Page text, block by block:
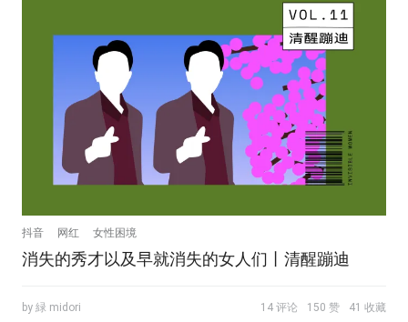
抖音 网红 女性困境
消失的秀才以及早就消失的女人们丨清醒蹦迪
by 緑 midori 14 评论 150 赞 41 收藏